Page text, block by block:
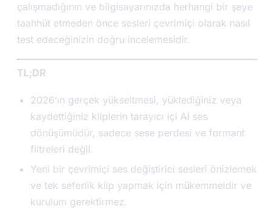
çalışmadığının ve bilgisayarınızda herhangi bir şeye
taahhüt etmeden önce sesleri çevrimiçi olarak nasıl
test edeceğinizin doğru incelemesidir.
TL;DR
2026’ın gerçek yükseltmesi, yüklediğiniz veya
kaydettiğiniz kliplerin tarayıcı içi AI ses
dönüşümüdür, sadece sese perdesi ve formant
filtreleri değil.
Yeni bir çevrimiçi ses değiştirici sesleri önizlemek
ve tek seferlik klip yapmak için mükemmeldir ve
kurulum gerektirmez.